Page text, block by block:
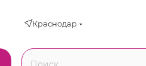
Краснодар